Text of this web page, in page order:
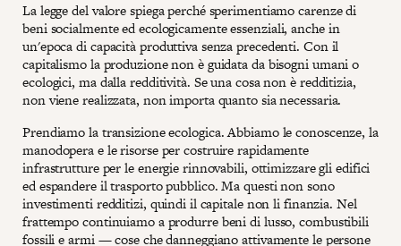
La legge del valore spiega perché sperimentiamo carenze di
beni socialmente ed ecologicamente essenziali, anche in
un'epoca di capacità produttiva senza precedenti. Con il
capitalismo la produzione non è guidata da bisogni umani o
ecologici, ma dalla redditività. Se una cosa non è redditizia,
non viene realizzata, non importa quanto sia necessaria.
Prendiamo la transizione ecologica. Abbiamo le conoscenze, la
manodopera e le risorse per costruire rapidamente
infrastrutture per le energie rinnovabili, ottimizzare gli edifici
ed espandere il trasporto pubblico. Ma questi non sono
investimenti redditizi, quindi il capitale non li finanzia. Nel
frattempo continuiamo a produrre beni di lusso, combustibili
fossili e armi — cose che danneggiano attivamente le persone